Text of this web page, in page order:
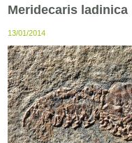
Meridecaris ladinica
13/01/2014